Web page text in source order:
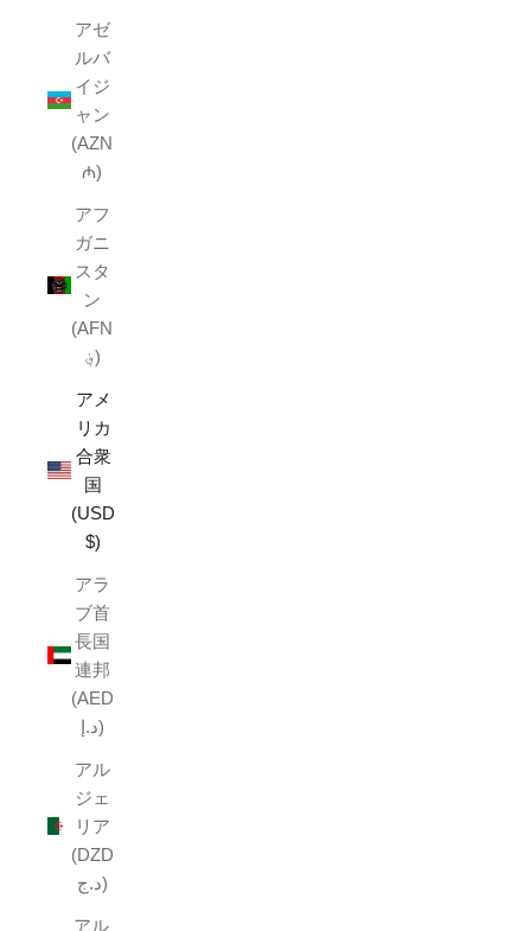
アゼ
ルバ
イジ
ャン
(AZN
₼)
アフ
ガニ
スタ
ン
(AFN
؋)
アメ
リカ
合衆
国
(USD
$)
アラ
ブ首
長国
連邦
(AED
د.إ)
アル
ジェ
リア
(DZD
د.ج)
アル